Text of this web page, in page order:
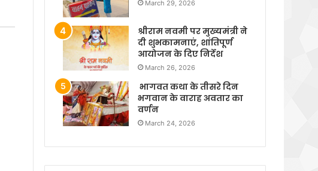
March 29, 2026
श्रीराम नवमी पर मुख्यमंत्री ने
दी शुभकामनाएं, शांतिपूर्ण
आयोजन के दिए निर्देश
March 26, 2026
भागवत कथा के तीसरे दिन
भगवान के वाराह अवतार का
वर्णन
March 24, 2026